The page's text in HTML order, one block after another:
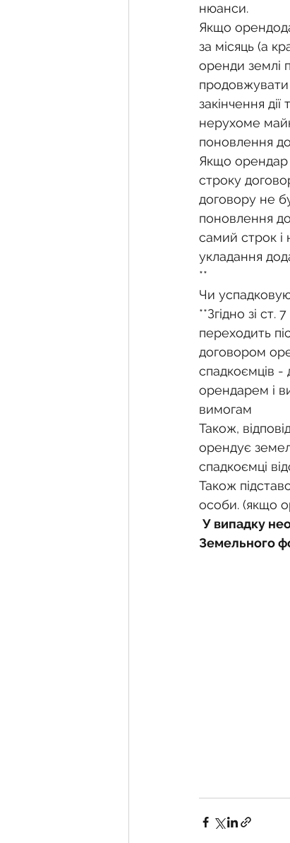
нюанси.
Якщо
за місяць (а
оренди землі
продовжувати
закінчення
нерухоме
поновлення
Якщо орендар
строку
договору не
поновлення
самий строк
укладання
**
Чи
**Згідно зі
переходить
договором
спадкоємців -
орендарем і
вимогам
Також,
орендує
спадкоємці
Також
особи. (якщо
У випадку
Земельного